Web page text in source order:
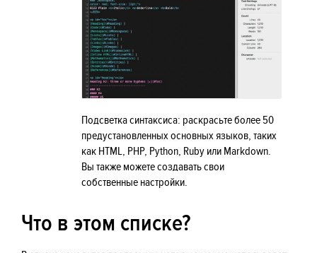
Подсветка синтаксиса: раскрасьте более 50
предустановленных основных языков, таких
как HTML, PHP, Python, Ruby или Markdown.
Вы также можете создавать свои
собственные настройки.
Что в этом списке?